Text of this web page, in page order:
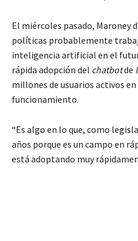
El miércoles pasado, Maroney
políticas probablemente
inteligencia artificial en el
rápida adopción del chatbotde
millones de usuarios activos
funcionamiento.
“Es algo en lo que, como
años porque es un campo en
está adoptando muy